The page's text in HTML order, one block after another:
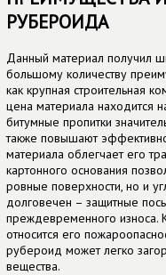
РУБЕРОИДА
Данный материал получил
большому количеству
как крупная строительная
цена материала находится
битумные пропитки
также повышают
материала облегчает его
картонного основания
ровные поверхности, но и
долговечен – защитные
преждевременного износа.
относится его
рубероид может легко
вещества.